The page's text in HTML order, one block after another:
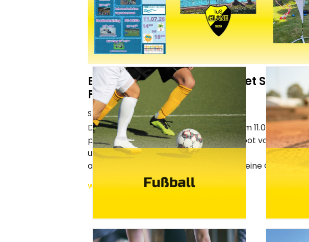
Breitensportabteilung bietet Sport im
Freibad an
Sonntag, 26. Juli 2026
Die Breitensportabteilung stellte sich am 11.07.2026 mit
paar Bereichen aus seinem Sportangebot vorund
unterstützte so das Freibad mit einem
abwechslungsreichen Nachmittag für seine Gäste.Von...
weiterlesen